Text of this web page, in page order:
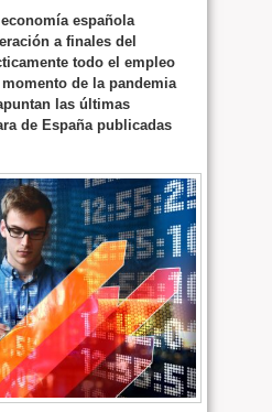
española
a finales del
todo el empleo
de la pandemia
las últimas
de España publicadas